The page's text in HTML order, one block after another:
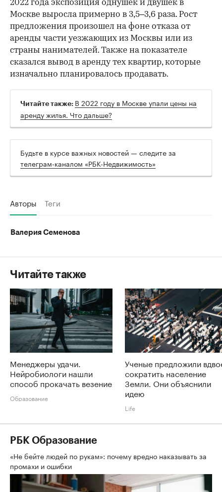
2022 года экспозиция однушек и двушек в
Москве выросла примерно в 3,5–3,6 раза. Рост
предложения произошел на фоне отказа от
аренды части уезжающих из Москвы или из
страны нанимателей. Также на показателе
сказался вывод в аренду тех квартир, которые
изначально планировалось продавать.
Читайте также: В 2022 году в Москве упали цены на
аренду жилья. Что дальше?
Будьте в курсе важных новостей — следите за
телеграм-каналом «РБК-Недвижимость»
Авторы Теги
Валерия Семенова
Читайте также
Менеджеры удачи.
Нейробиологи нашли
способ прокачать везение
Образование
Ученые предложили
сократить население
Земли. Они объяснили
идею
Life
РБК Образование
«Не бейте людей по рукам»: почему вредно наказывать за
промахи и ошибки